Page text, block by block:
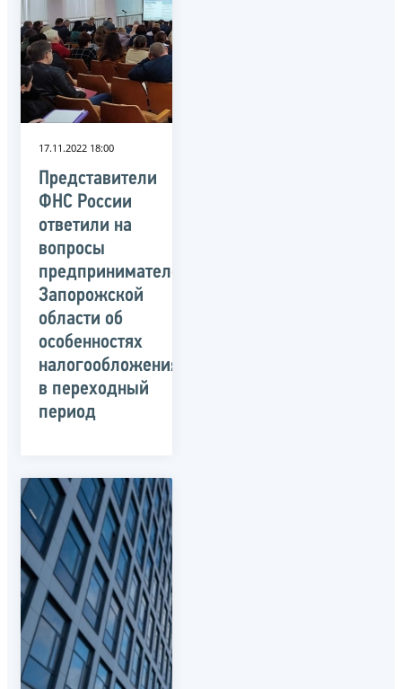
17.11.2022 18:00
Представители
ФНС России
ответили на
вопросы
предпринимателей
Запорожской
области об
особенностях
налогообложения
в переходный
период